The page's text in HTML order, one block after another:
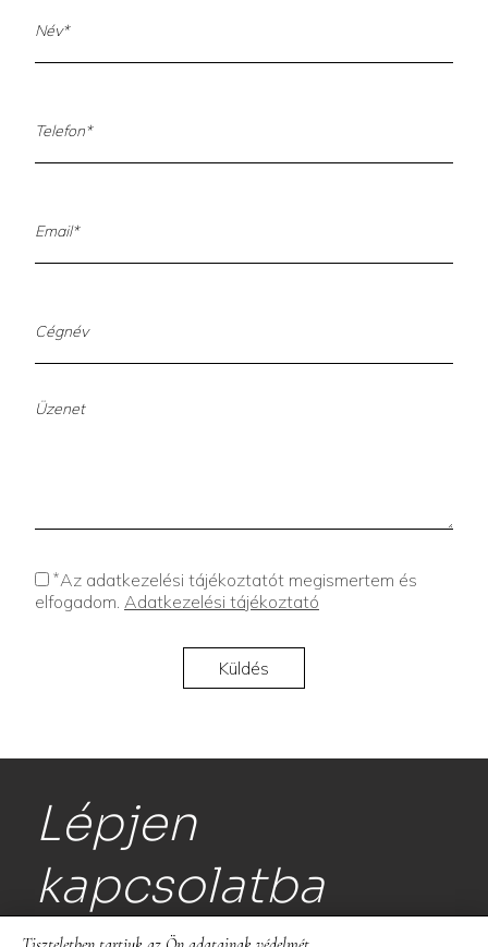
*Az adatkezelési tájékoztatót megismertem és
elfogadom. Adatkezelési tájékoztató
Lépjen
kapcsolatba